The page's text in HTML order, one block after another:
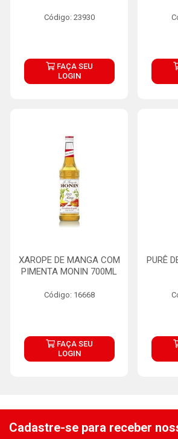
Código: 23930
FAÇA SEU
LOGIN
XAROPE DE MANGA COM
PIMENTA MONIN 700ML
Código: 16668
FAÇA SEU
LOGIN
PURÊ
Cadastre-se para receber